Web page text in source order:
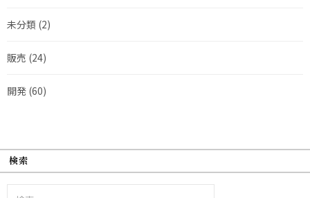
未分類 (2)
販売 (24)
開発 (60)
検索